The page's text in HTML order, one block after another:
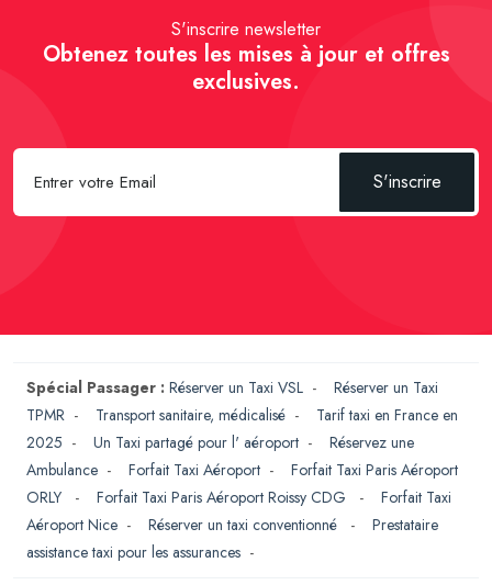
S'inscrire newsletter
Obtenez toutes les mises à jour et offres
exclusives.
S'inscrire
Spécial Passager : Réserver un Taxi VSL - Réserver un Taxi
TPMR - Transport sanitaire, médicalisé - Tarif taxi en France en
2025 - Un Taxi partagé pour l' aéroport - Réservez une
Ambulance - Forfait Taxi Aéroport - Forfait Taxi Paris Aéroport
ORLY
- Forfait Taxi Paris Aéroport Roissy CDG - Forfait Taxi
Aéroport Nice - Réserver un taxi conventionné - Prestataire
assistance taxi pour les assurances -